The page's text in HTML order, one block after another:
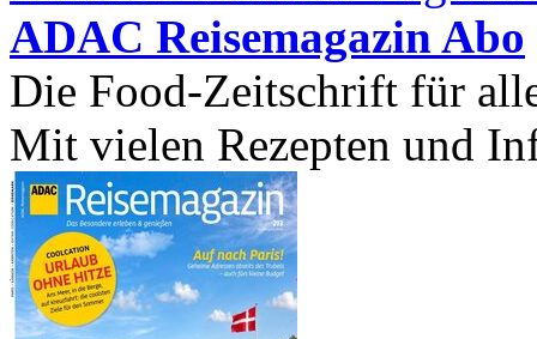
ADAC Reisemagazin Abo
Die Food-Zeitschrift für
Mit vielen Rezepten und